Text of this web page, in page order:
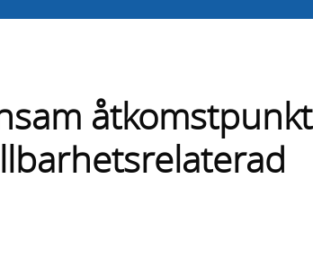
åtkomstpunkt